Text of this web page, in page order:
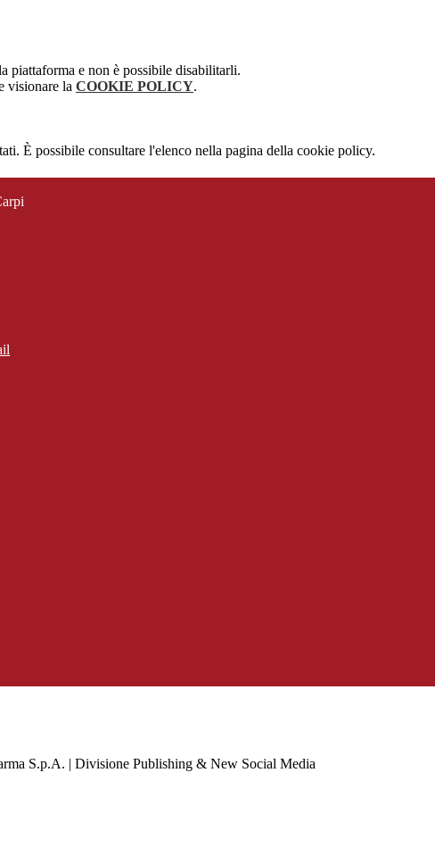
piattaforma e non è possibile disabilitarli.
visionare la COOKIE POLICY.
È possibile consultare l'elenco nella pagina della cookie policy.
S.p.A. | Divisione Publishing & New Social Media